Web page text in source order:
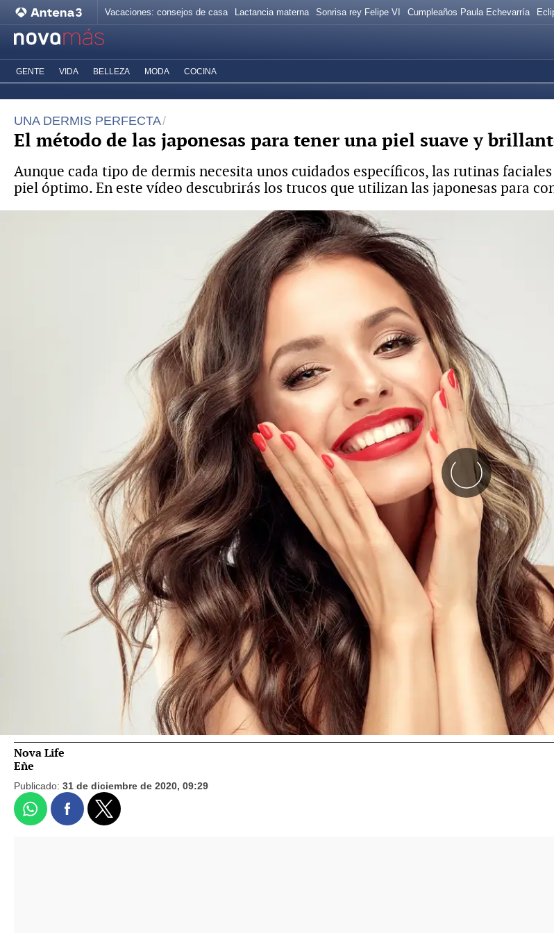
Vacaciones: consejos de casa Lactancia materna Sonrisa rey Felipe VI Cumpleaños Paula Echevarría
GENTE VIDA BELLEZA MODA COCINA
UNA DERMIS PERFECTA
El método de las japonesas para tener una piel suave y
Aunque cada tipo de dermis necesita unos cuidados específicos, las rutinas
piel óptimo. En este vídeo descubrirás los trucos que utilizan las japonesas para
Nova Life
Eñe
Publicado: 31 de diciembre de 2020, 09:29